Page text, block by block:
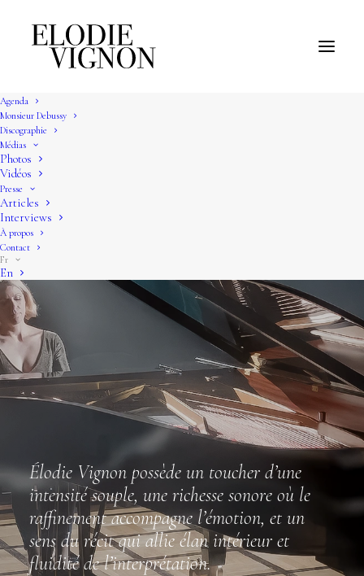
Agenda
Monsieur Debussy
Discographie
Médias
Photos
Vidéos
Presse
Articles
Interviews
À propos
Contact
Fr
En
Élodie Vignon possède un toucher d’une
intensité souple, une richesse sonore où le
raffinement accompagne l’émotion, et un
sens du récit qui allie élan intérieur et
fluidité de l’interprétation.